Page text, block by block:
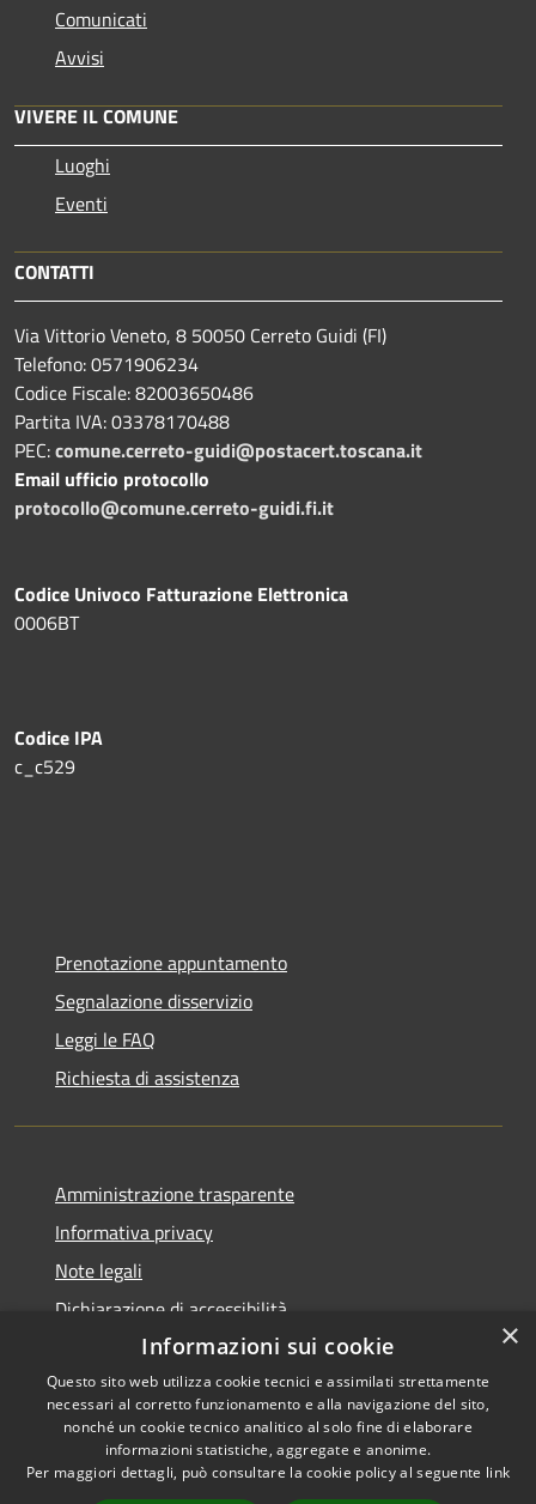
Comunicati
Avvisi
VIVERE IL COMUNE
Luoghi
Eventi
CONTATTI
Via Vittorio Veneto, 8 50050 Cerreto Guidi (FI)
Telefono: 0571906234
Codice Fiscale: 82003650486
Partita IVA: 03378170488
PEC:comune.cerreto-guidi@postacert.toscana.it
Email ufficio protocollo
protocollo@comune.cerreto-guidi.fi.it
Codice Univoco Fatturazione Elettronica
0006BT
Codice IPA
c_c529
Prenotazione appuntamento
Segnalazione disservizio
Leggi le FAQ
Richiesta di assistenza
Amministrazione trasparente
Informativa privacy
Note legali
Dichiarazione di accessibilità
Accessibilità
Privacy
Copyright © 2026 • Comune di
Cerreto Guidi • Powered by
Municipium
Accesso
×
Informazioni sui cookie
Questo sito web utilizza cookie tecnici e assimilati strettamente
necessari al corretto funzionamento e alla navigazione del sito,
nonché un cookie tecnico analitico al solo fine di elaborare
informazioni statistiche, aggregate e anonime.
Per maggiori dettagli, può consultare la cookie policy al seguente link